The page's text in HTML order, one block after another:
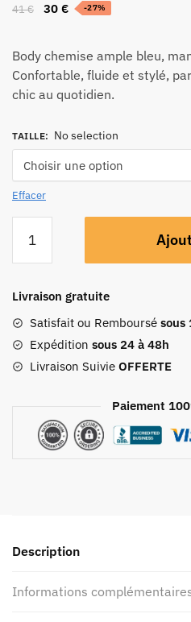
41€ 30 € -27%
Body chemise ample bleu,
Confortable, fluide et stylé,
chic au quotidien.
TAILLE: No selection
Effacer
Livraison gratuite
Satisfait ou Remboursé sous
Expédition sous 24 à 48h
Livraison Suivie OFFERTE
Paiement
Description
Informations